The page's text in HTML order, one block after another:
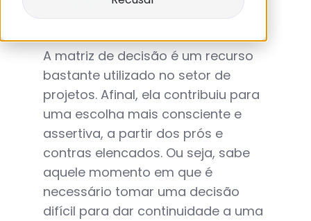
A matriz de decisão é um recurso
bastante utilizado no setor de
projetos. Afinal, ela contribuiu para
uma escolha mais consciente e
assertiva, a partir dos prós e
contras elencados. Ou seja, sabe
aquele momento em que é
necessário tomar uma decisão
difícil para dar continuidade a uma